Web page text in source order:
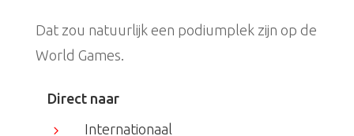
Dat zou natuurlijk een podiumplek zijn op de
World Games.
Direct naar
5
Internationaal